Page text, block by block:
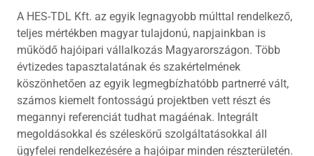
A HES-TDL Kft. az egyik legnagyobb múlttal rendelkező,
teljes mértékben magyar tulajdonú, napjainkban is
működő hajóipari vállalkozás Magyarországon. Több
évtizedes tapasztalatának és szakértelmének
köszönhetően az egyik legmegbízhatóbb partnerré vált,
számos kiemelt fontosságú projektben vett részt és
megannyi referenciát tudhat magáénak. Integrált
megoldásokkal és széleskörű szolgáltatásokkal áll
ügyfelei rendelkezésére a hajóipar minden részterületén.